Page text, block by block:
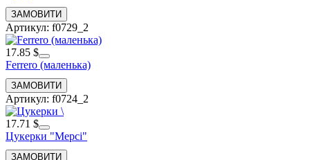
Артикул: f0729_2
17.85 $
Ferrero (маленька)
Артикул: f0724_2
17.71 $
Цукерки "Мерсі"